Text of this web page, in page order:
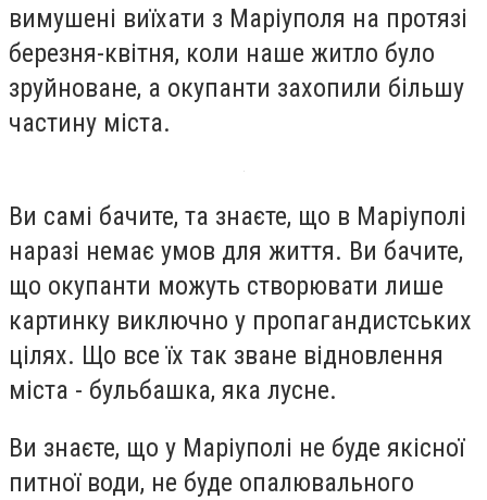
вимушені виїхати з Маріуполя на протязі
березня-квітня, коли наше житло було
зруйноване, а окупанти захопили більшу
частину міста.
Ви самі бачите, та знаєте, що в Маріуполі
наразі немає умов для життя. Ви бачите,
що окупанти можуть створювати лише
картинку виключно у пропагандистських
цілях. Що все їх так зване відновлення
міста - бульбашка, яка лусне.
Ви знаєте, що у Маріуполі не буде якісної
питної води, не буде опалювального